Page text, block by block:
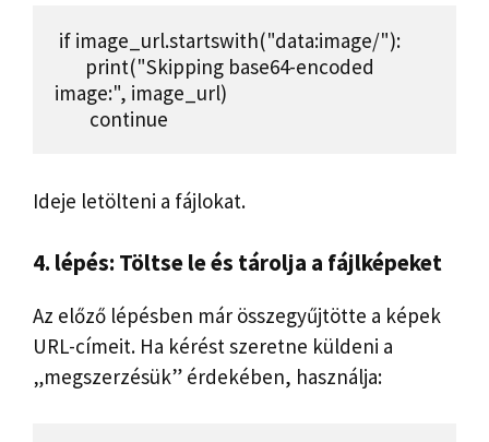
print("Skipping base64-encoded
image:", image_url)
continue
Ideje letölteni a fájlokat.
4. lépés: Töltse le és tárolja a fájlképeket
Az előző lépésben már összegyűjtötte a képek
URL-címeit. Ha kérést szeretne küldeni a
„megszerzésük” érdekében, használja: